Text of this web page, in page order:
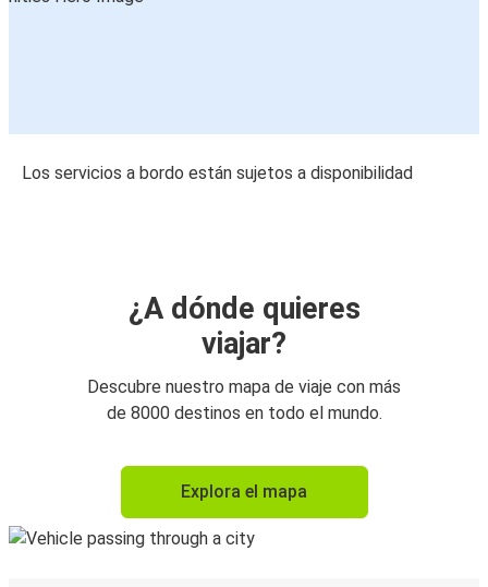
Los servicios a bordo están sujetos a disponibilidad
¿A dónde quieres
viajar?
Descubre nuestro mapa de viaje con más
de 8000 destinos en todo el mundo.
Explora el mapa